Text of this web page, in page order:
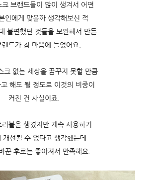
크 브랜드들이 많이 생겨서 어떤
인에게 맞을까 생각해보신 적
불편했던 것들을 보완해서 만든
랜드가 참 마음에 들었어요.
크 없는 세상을 꿈꾸지 못할 만큼
해도 될 정도로 이것의 비중이
커진 건 사실이죠.
블은 생겼지만 계속 사용하기
개선될 수 없다고 생각했는데
꾼 후로는 좋아져서 만족해요.